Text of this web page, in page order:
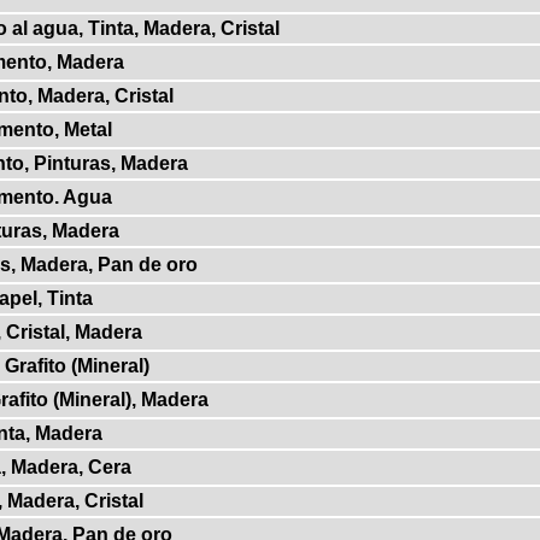
al agua, Tinta, Madera, Cristal
Madera
Madera, Cristal
Metal
Pinturas, Madera
Agua
Madera
Madera, Pan de oro
Tinta
Cristal, Madera
(Mineral)
(Mineral), Madera
Madera
Madera, Cera
Cristal
Pan de oro